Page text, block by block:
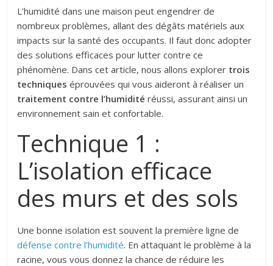
L’humidité dans une maison peut engendrer de
nombreux problèmes, allant des dégâts matériels aux
impacts sur la santé des occupants. Il faut donc adopter
des solutions efficaces pour lutter contre ce
phénomène. Dans cet article, nous allons explorer trois
techniques éprouvées qui vous aideront à réaliser un
traitement contre l’humidité réussi, assurant ainsi un
environnement sain et confortable.
Technique 1 :
L’isolation efficace
des murs et des sols
Une bonne isolation est souvent la première ligne de
défense contre l’humidité. En attaquant le problème à la
racine, vous vous donnez la chance de réduire les